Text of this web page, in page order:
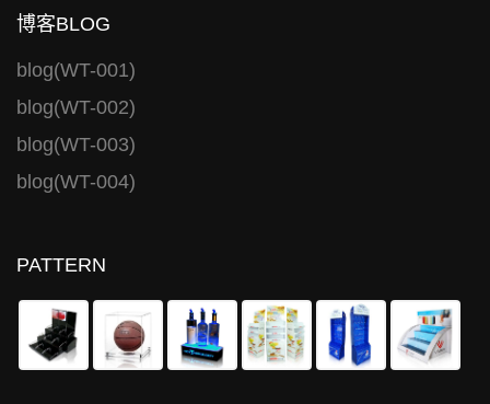
博客BLOG
blog(WT-001)
blog(WT-002)
blog(WT-003)
blog(WT-004)
PATTERN